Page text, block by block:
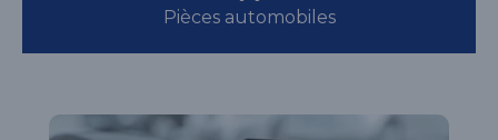
Pièces automobiles